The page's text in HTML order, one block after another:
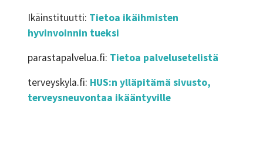
Ikäinstituutti: Tietoa ikäihmisten
hyvinvoinnin tueksi
parastapalvelua.fi: Tietoa palvelusetelistä
terveyskyla.fi: HUS:n ylläpitämä sivusto,
terveysneuvontaa ikääntyville